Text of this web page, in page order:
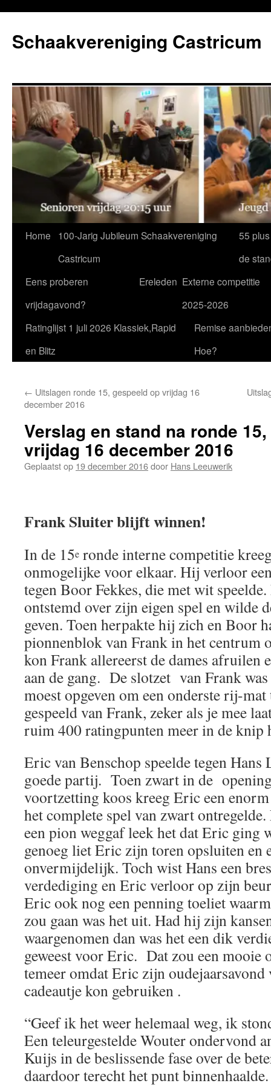
de
inhoud
Schaakvereniging Castricum
Home
100-Jarig Jubileum Schaakvereniging
Castricum
55
de
Eens proberen
vrijdagavond?
Ereleden Externe competitie
2025-2026
Ratinglijst 1 juli 2026 Klassiek,Rapid
en Blitz
Remise
Hoe?
← Uitslagen ronde 15, gespeeld op vrijdag 16
december 2016
Verslag en stand na ronde
vrijdag 16 december 2016
Geplaatst op 19 december 2016door Hans Leeuwerik
Frank Sluiter blijft winnen!
In de 15e ronde interne competitie
onmogelijke voor elkaar. Hij verloor
tegen Boor Fekkes, die met wit
ontstemd over zijn eigen spel en wilde
geven. Toen herpakte hij zich en Boor
pionnenblok van Frank in het centrum
kon Frank allereerst de dames afruilen
aan de gang. De slotzet van Frank
moest opgeven om een onderste rij-
gespeeld van Frank, zeker als je mee
ruim 400 ratingpunten meer in de
Eric van Benschop speelde tegen Hans
goede partij. Toen zwart in de
voortzetting koos kreeg Eric een
het complete spel van zwart
een pion weggaf leek het dat Eric ging
genoeg liet Eric zijn toren opsluiten en
onvermijdelijk. Toch wist Hans een
verdediging en Eric verloor op zijn
Eric ook nog een penning toeliet
zou gaan was het uit. Had hij zijn
waargenomen dan was het een dik
geweest voor Eric. Dat zou een mooie
temeer omdat Eric zijn oudejaarsavond
cadeautje kon gebruiken .
“Geef ik het weer helemaal weg, ik
Een teleurgestelde Wouter ondervond
Kuijs in de beslissende fase over de
daardoor terecht het punt binnenhaalde.